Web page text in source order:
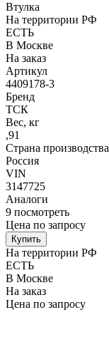
Втулка
На территории РФ
ЕСТЬ
В Москве
На заказ
Артикул
4409178-3
Бренд
ТСК
Вес, кг
,91
Страна производства
Россия
VIN
3147725
Аналоги
9 посмотреть
Цена по запросу
Купить
На территории РФ
ЕСТЬ
В Москве
На заказ
Цена по запросу